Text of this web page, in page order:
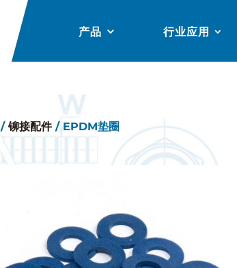
产品 行业应用
/铆接配件/ EPDM垫圈